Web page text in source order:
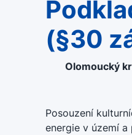
Podklady pořizované OSR KÚOK pro aktualizaci č.2 ZÚR OK
(§30
Olomoucký
Posouzení
energie v území